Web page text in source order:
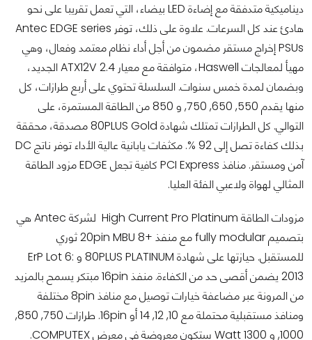
ديناميكية متدفقة مع إضاءة LED بيضاء، التي تعمل تقريبا على نحو
هادئ عند كل السرعات. علاوة على ذلك، توفر Antec EDGE series
PSUs إخراج مستقر مضمون من أجل أداء نظام معتمد وفعال، وهي
مهيأ لمعالجات Haswell، متوافقة مع معيار ATX12V 2.4 الجديد،
وبضمان لمدة خمس سنوات. السلسلة تحتوي على أربع طرازات، كل
منها يقدم 550, 650, 750, و 850 من الطاقة المستمرة، على
التوالي. كل الطرازات تمتلك شهادة 80PLUS Gold مصدقة، محققة
بذلك كفاءة تصل إلى 92 %. مكثفات يابانية عالية الأداء توفر ناتج DC
آمن ومستقر. منافذ PCI Express كافية تجعل EDGE مزود الطاقة
المثالي لهواة ولاعبي الفئة العليا.
مزودات الطاقة High Current Pro Platinum لشركة Antec هي
بتصميم fully modular مع منفذ +8 20pin MBU ثوري
للمستقبل. حيازتها على شهادة 80PLUS PLATINUM و ErP Lot 6:
2013 يضمن أقصى حد من الكفاءة. منفذ 16pin مبتكر يسمح بالمزيد
من المرونة عبر مضاعفة خيارات توصيل مع منافذ 8pin مختلفة
ومنافذ مستقبلية محتملة مع 10, 12, 14 أو 16pin. طرازات 750, 850,
1000, و 1300 Watt ستكون معروضة في معرض COMPUTEX.